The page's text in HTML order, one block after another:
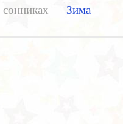
сонниках — Зима